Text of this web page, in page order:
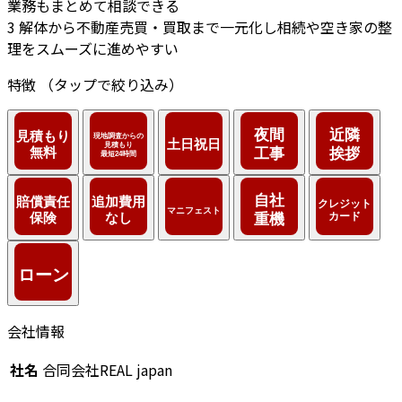
業務もまとめて相談できる
3 解体から不動産売買・買取まで一元化し相続や空き家の整
理をスムーズに進めやすい
特徴
（タップで絞り込み）
会社情報
社名 合同会社REAL japan